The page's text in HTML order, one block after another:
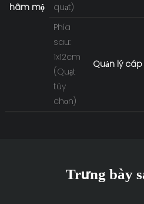
hâm mộ
quạt)
Phía
sau:
1x12cm
(Quạt
tùy
chọn)
Quản lý cáp
Trưng bày